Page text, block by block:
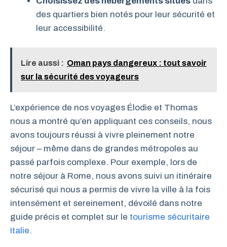
des quartiers bien notés pour leur sécurité et
leur accessibilité.
Lire aussi : Oman pays dangereux : tout savoir
sur la sécurité des voyageurs
L’expérience de nos voyages Élodie et Thomas
nous a montré qu’en appliquant ces conseils, nous
avons toujours réussi à vivre pleinement notre
séjour – même dans de grandes métropoles au
passé parfois complexe. Pour exemple, lors de
notre séjour à Rome, nous avons suivi un itinéraire
sécurisé qui nous a permis de vivre la ville à la fois
intensément et sereinement, dévoilé dans notre
guide précis et complet sur le tourisme sécuritaire
Italie.